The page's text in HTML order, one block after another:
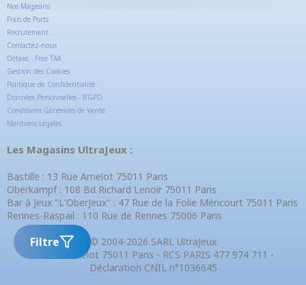
Filtre
Nos Magasins
Frais de Ports
Recrutement
Contactez-nous
Détaxe - Free TAX
Gestion des Cookies
Politique de Confidentialité
Données Personnelles - RGPD
Conditions Générales de Vente
Mentions Légales
Les Magasins UltraJeux :
Bastille : 13 Rue Amelot 75011 Paris
Oberkampf : 108 Bd Richard Lenoir 75011 Paris
Bar à Jeux "L'OberJeux" : 47 Rue de la Folie Méricourt 75011 Paris
Rennes-Raspail : 110 Rue de Rennes 75006 Paris
© 2004-2026 SARL UltraJeux
13 Rue Amelot 75011 Paris - RCS PARIS 477 974 711 -
Déclaration CNIL n°1036645